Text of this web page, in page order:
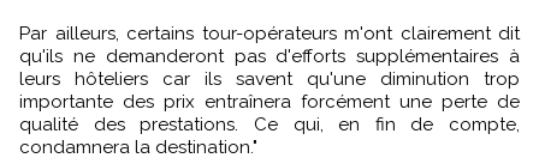
Par ailleurs, certains tour-opérateurs m'ont clairement dit
qu'ils ne demanderont pas d'efforts supplémentaires à
leurs hôteliers car ils savent qu'une diminution trop
importante des prix entraînera forcément une perte de
qualité des prestations. Ce qui, en fin de compte,
condamnera la destination."